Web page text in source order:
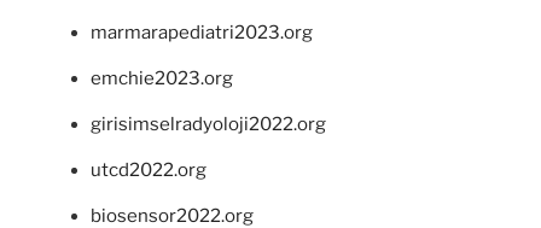
marmarapediatri2023.org
emchie2023.org
girisimselradyoloji2022.org
utcd2022.org
biosensor2022.org